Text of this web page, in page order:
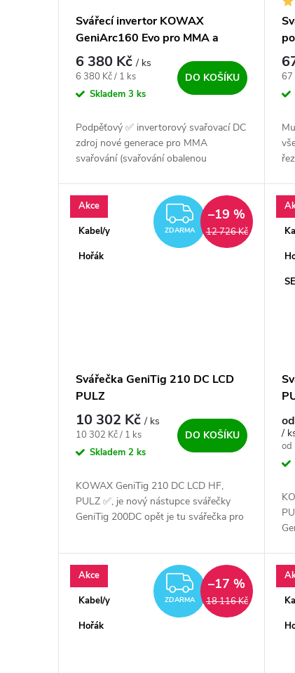
Svářecí invertor KOWAX
GeniArc160 Evo pro MMA a
LiftTIG
6 380 Kč/ ks
Měrná cena:
6 380 Kč / 1 ks
Skladem 3 ks
DO KOŠÍKU
Podpěťový ✅ invertorový svařovací DC
zdroj nové generace pro MMA
svařování (svařování obalenou
67
Akce
Kabel/y
Hořák
ZDARMA
ZDARMA 12 726 Kč
–19 %
Svářečka GeniTig 210 DC LCD
PULZ
10 302 Kč/ ks
Měrná cena:
10 302 Kč / 1 ks
Skladem 2 ks
DO KOŠÍKU
KOWAX GeniTig 210 DC LCD HF,
PULZ ✅, je nový nástupce svářečky
GeniTig 200DC opět je tu svářečka pro
od
/
od
Akce
Kabel/y
Hořák
ZDARMA
ZDARMA 18 116 Kč
–17 %